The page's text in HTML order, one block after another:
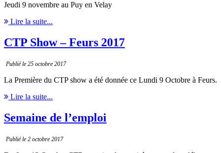
Jeudi 9 novembre au Puy en Velay
Lire la suite...
CTP Show – Feurs 2017
Publié le 25 octobre 2017
La Première du CTP show a été donnée ce Lundi 9 Octobre à Feurs.
Lire la suite...
Semaine de l’emploi
Publié le 2 octobre 2017